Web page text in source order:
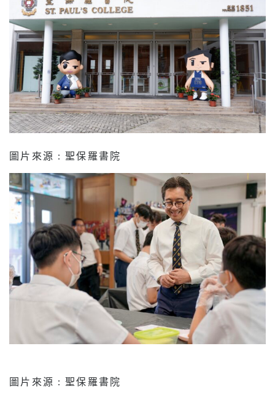
圖片來源 : 聖保羅書院
圖片來源 : 聖保羅書院